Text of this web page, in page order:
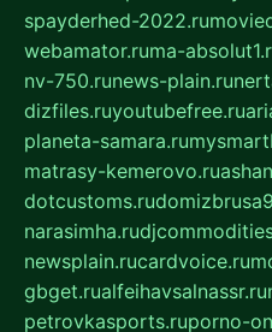
spayderhed-2022.ru
webamator.ruma-
nv-750.runews-plain.ru
dizfiles.ruyoutubefree.ru
planeta-samara.ru
matrasy-kemerovo.ru
dotcustoms.ru
narasimha.ru
newsplain.rucardvoice.ru
gbget.rualfeihavsalnassr.ru
petrovkasports.ruporno-